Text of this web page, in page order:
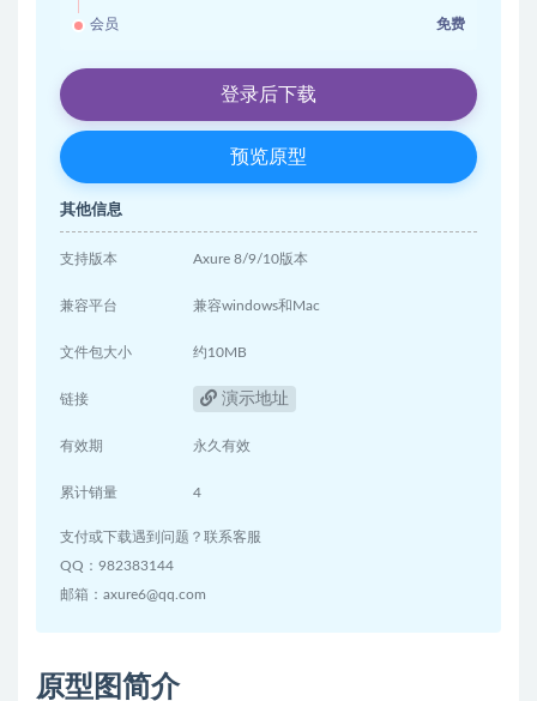
会员 免费
登录后下载
预览原型
其他信息
支持版本 Axure 8/9/10版本
兼容平台 兼容windows和Mac
文件包大小 约10MB
链接 演示地址
有效期 永久有效
累计销量 4
支付或下载遇到问题？联系客服
QQ：982383144
邮箱：axure6@qq.com
原型图简介